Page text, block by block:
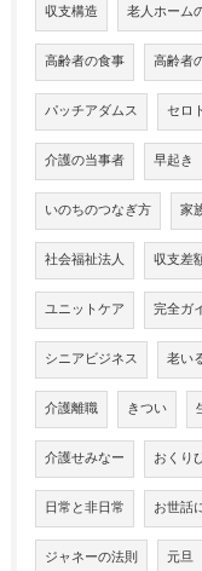
収支構造 老人ホーム
高齢者の食事 高齢者
パッチアダムス セロ
介護の当事者 早起き
いのちのつなぎ方 家
社会福祉法人 収支差
ユニットケア 完全ガ
シニアビジネス 老い
介護離職 きつい
介護せみなー おくり
日常と非日常 お世話
ジャネーの法則 元旦